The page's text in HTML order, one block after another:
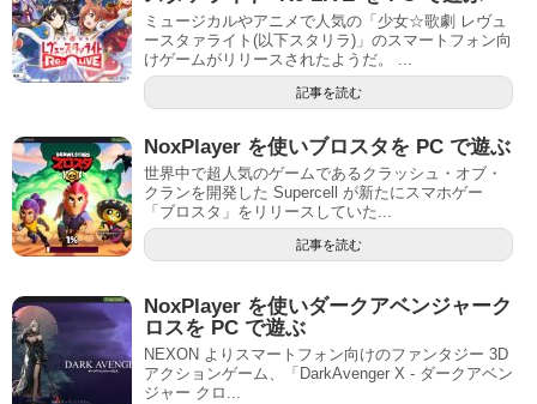
ミュージカルやアニメで人気の「少女☆歌劇 レヴュ
ースタァライト(以下スタリラ)」のスマートフォン向
けゲームがリリースされたようだ。 ...
記事を読む
NoxPlayer を使いブロスタを PC で遊ぶ
世界中で超人気のゲームであるクラッシュ・オブ・
クランを開発した Supercell が新たにスマホゲー
「ブロスタ」をリリースしていた...
記事を読む
NoxPlayer を使いダークアベンジャーク
ロスを PC で遊ぶ
NEXON よりスマートフォン向けのファンタジー 3D
アクションゲーム、「DarkAvenger X - ダークアベン
ジャー クロ...